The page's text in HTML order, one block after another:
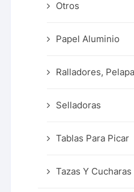
Otros
Papel Aluminio
Ralladores,
Selladoras
Tablas Para Picar
Tazas Y